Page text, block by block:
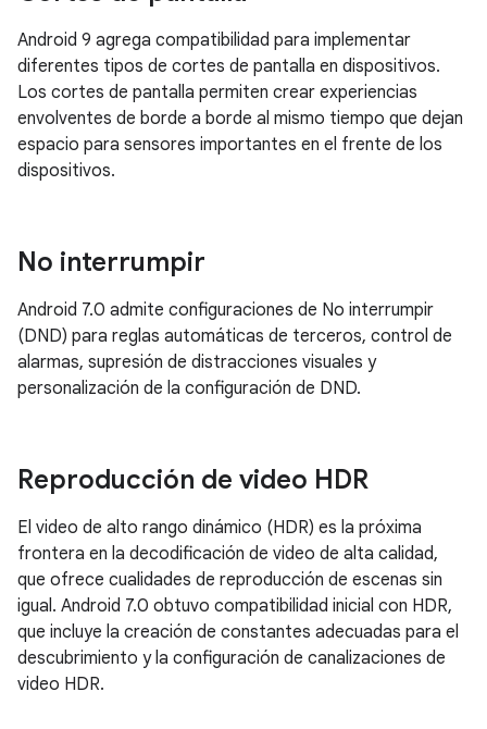
Android 9 agrega compatibilidad para implementar
diferentes tipos de cortes de pantalla en dispositivos.
Los cortes de pantalla permiten crear experiencias
envolventes de borde a borde al mismo tiempo que dejan
espacio para sensores importantes en el frente de los
dispositivos.
No interrumpir
Android 7.0 admite configuraciones de No interrumpir
(DND) para reglas automáticas de terceros, control de
alarmas, supresión de distracciones visuales y
personalización de la configuración de DND.
Reproducción de video HDR
El video de alto rango dinámico (HDR) es la próxima
frontera en la decodificación de video de alta calidad,
que ofrece cualidades de reproducción de escenas sin
igual. Android 7.0 obtuvo compatibilidad inicial con HDR,
que incluye la creación de constantes adecuadas para el
descubrimiento y la configuración de canalizaciones de
video HDR.